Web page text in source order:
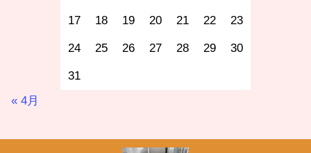
17 18 19 20 21 22 23
24 25 26 27 28 29 30
31
« 4月